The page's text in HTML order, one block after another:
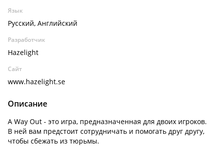
Язык
Русский, Английский
Разработчик
Hazelight
Сайт
www.hazelight.se
Описание
A Way Out - это игра, предназначенная для двоих игроков.
В ней вам предстоит сотрудничать и помогать друг другу,
чтобы сбежать из тюрьмы.